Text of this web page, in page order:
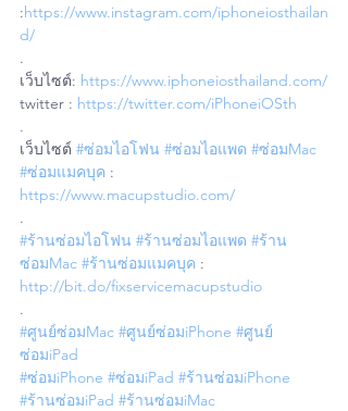
:https://www.instagram.com/iphoneiosthailan
d/
.
เว็บไซต์: https://www.iphoneiosthailand.com/
twitter : https://twitter.com/iPhoneiOSth
.
เว็บไซต์ #ซ่อมไอโฟน #ซ่อมไอแพด #ซ่อมMac
#ซ่อมแมคบุค :
https://www.macupstudio.com/
.
#ร้านซ่อมไอโฟน #ร้านซ่อมไอแพด #ร้าน
ซ่อมMac #ร้านซ่อมแมคบุค :
http://bit.do/fixservicemacupstudio
.
#ศูนย์ซ่อมMac #ศูนย์ซ่อมiPhone #ศูนย์
ซ่อมiPad
#ซ่อมiPhone #ซ่อมiPad #ร้านซ่อมiPhone
#ร้านซ่อมiPad #ร้านซ่อมiMac